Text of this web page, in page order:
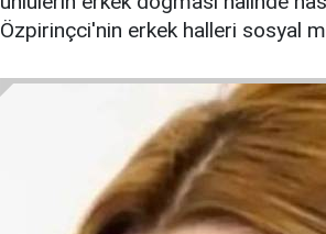
Özpirinçci'nin erkek halleri sosyal